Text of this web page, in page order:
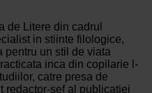
de Litere din cadrul
in stiinte filologice,
pentru un stil de viata
inca din copilarie l-
catre presa de
redactor-sef al publicatiei